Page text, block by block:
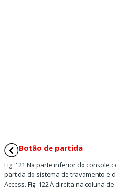
Botão de partida
Fig. 121 Na parte inferior do console
partida do sistema de travamento e
Access. Fig. 122 À direita na coluna